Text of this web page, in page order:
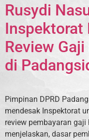
Rusydi
Inspektorat
Review
di
Pimpinan DPRD
mendesak Inspektorat
review pembayaran
menjelaskan, dasar